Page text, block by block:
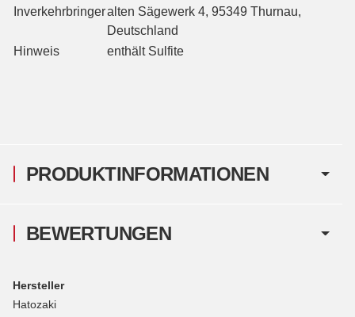
PRODUKTINFORMATIONEN
Inverkehrbringeralten Sägewerk 4, 95349 Thurnau,
Deutschland
Hinweis
enthält Sulfite
BEWERTUNGEN
Hersteller
Hatozaki